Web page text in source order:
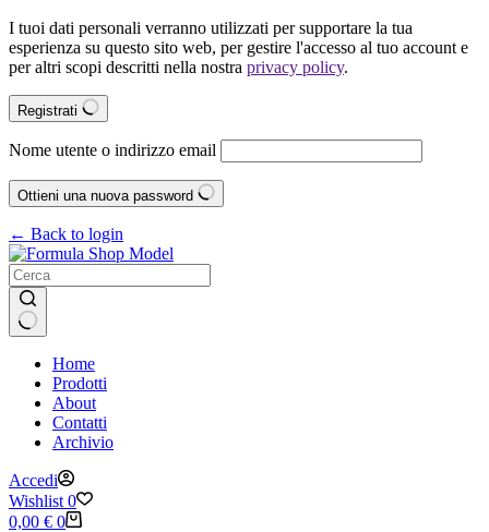
I tuoi dati personali verranno utilizzati per supportare la tua
esperienza su questo sito web, per gestire l'accesso al tuo account e
per altri scopi descritti nella nostra privacy policy.
Registrati
Nome utente o indirizzo email
Ottieni una nuova password
← Back to login
risultatoHome
Prodotti
About
Contatti
Archivio
Accedi
Wishlist 0
Carrello
0,00 € 0